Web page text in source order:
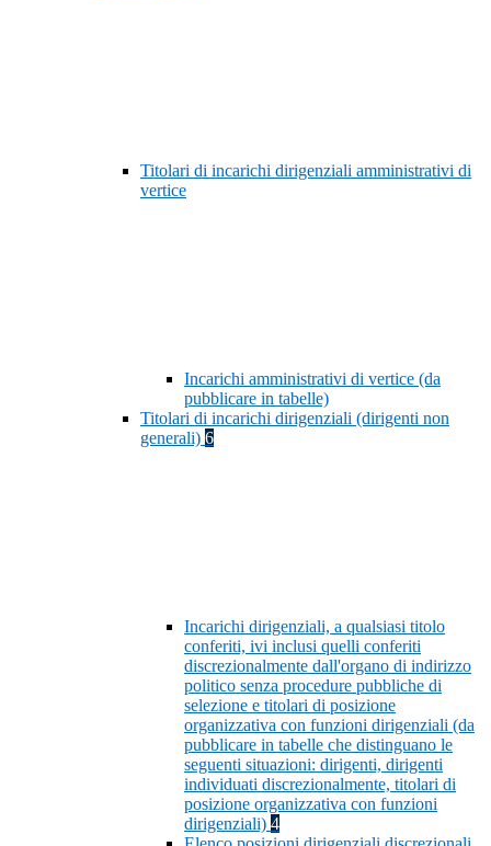
Titolari di incarichi dirigenziali amministrativi di
vertice
Incarichi amministrativi di vertice (da
pubblicare in tabelle)
Titolari di incarichi dirigenziali (dirigenti non
generali) 6
Incarichi dirigenziali, a qualsiasi titolo
conferiti, ivi inclusi quelli conferiti
discrezionalmente dall'organo di indirizzo
politico senza procedure pubbliche di
selezione e titolari di posizione
organizzativa con funzioni dirigenziali (da
pubblicare in tabelle che distinguano le
seguenti situazioni: dirigenti, dirigenti
individuati discrezionalmente, titolari di
posizione organizzativa con funzioni
dirigenziali) 4